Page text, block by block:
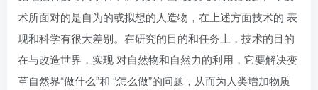
术所面对的是自为的或拟想的人造物，在上述方面技术的 表
现和科学有很大差别。在研究的目的和任务上，技术的目的
在与改造世界，实现 对自然物和自然力的利用，它要解决变
革自然界“做什么”和 “怎么做”的问题，从而为人类增加物质